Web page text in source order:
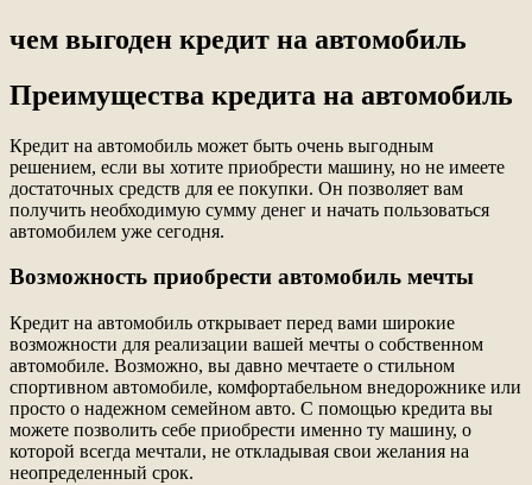
чем выгоден кредит на автомобиль
Преимущества кредита на автомобиль
Кредит на автомобиль может быть очень выгодным
решением, если вы хотите приобрести машину, но не имеете
достаточных средств для ее покупки. Он позволяет вам
получить необходимую сумму денег и начать пользоваться
автомобилем уже сегодня.
Возможность приобрести автомобиль мечты
Кредит на автомобиль открывает перед вами широкие
возможности для реализации вашей мечты о собственном
автомобиле. Возможно, вы давно мечтаете о стильном
спортивном автомобиле, комфортабельном внедорожнике или
просто о надежном семейном авто. С помощью кредита вы
можете позволить себе приобрести именно ту машину, о
которой всегда мечтали, не откладывая свои желания на
неопределенный срок.